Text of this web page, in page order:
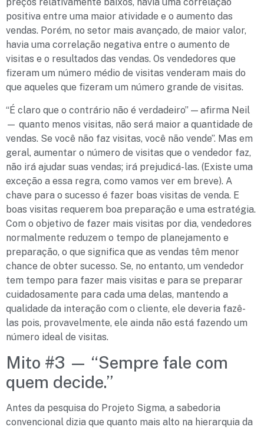
preços relativamente baixos, havia uma correlação
positiva entre uma maior atividade e o aumento das
vendas. Porém, no setor mais avançado, de maior valor,
havia uma correlação negativa entre o aumento de
visitas e o resultados das vendas. Os vendedores que
fizeram um número médio de visitas venderam mais do
que aqueles que fizeram um número grande de visitas.
“É claro que o contrário não é verdadeiro” — afirma Neil
— quanto menos visitas, não será maior a quantidade de
vendas. Se você não faz visitas, você não vende”. Mas em
geral, aumentar o número de visitas que o vendedor faz,
não irá ajudar suas vendas; irá prejudicá-las. (Existe uma
exceção a essa regra, como vamos ver em breve). A
chave para o sucesso é fazer boas visitas de venda. E
boas visitas requerem boa preparação e uma estratégia.
Com o objetivo de fazer mais visitas por dia, vendedores
normalmente reduzem o tempo de planejamento e
preparação, o que significa que as vendas têm menor
chance de obter sucesso. Se, no entanto, um vendedor
tem tempo para fazer mais visitas e para se preparar
cuidadosamente para cada uma delas, mantendo a
qualidade da interação com o cliente, ele deveria fazê-
las pois, provavelmente, ele ainda não está fazendo um
número ideal de visitas.
Mito #3 — “Sempre fale com
quem decide.”
Antes da pesquisa do Projeto Sigma, a sabedoria
convencional dizia que quanto mais alto na hierarquia da